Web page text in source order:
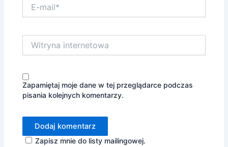
mail*
internetowa
Zapamiętaj moje dane w tej przeglądarce podczas
pisania kolejnych komentarzy.
Zapisz mnie do listy mailingowej.